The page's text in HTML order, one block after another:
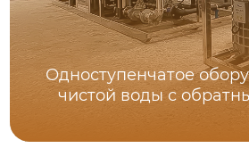
Одноступенчатое
чистой воды с